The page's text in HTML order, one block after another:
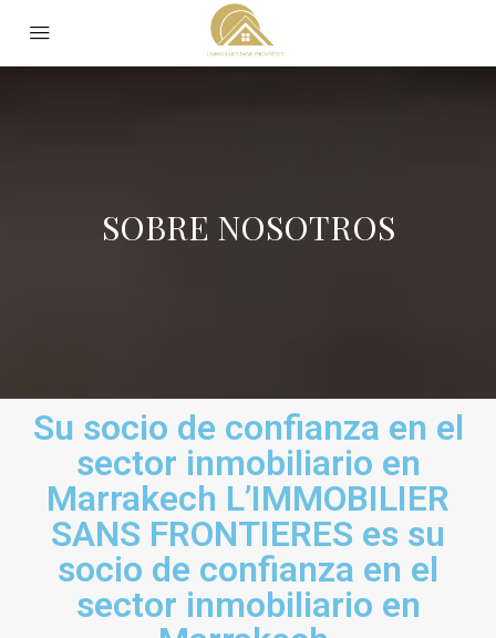
SOBRE NOSOTROS
Su socio de confianza en el
sector inmobiliario en
Marrakech L’IMMOBILIER
SANS FRONTIERES es su
socio de confianza en el
sector inmobiliario en